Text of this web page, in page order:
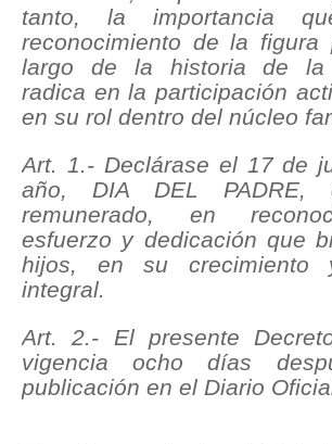
tanto, la importancia
reconocimiento de la figura
largo de la historia de la
radica en la participación
en su rol dentro del núcleo
Art. 1.- Declárase el 17 de
año, DIA DEL PADRE,
remunerado, en
esfuerzo y dedicación que
hijos, en su crecimiento
integral.
Art. 2.- El presente
vigencia ocho días
publicación en el Diario